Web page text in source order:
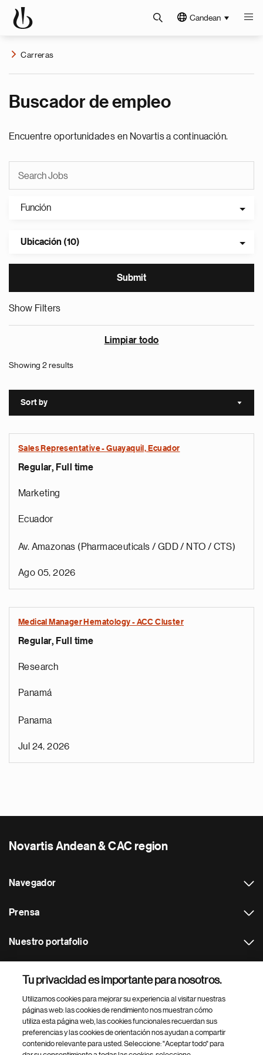
Candean
Carreras
Buscador de empleo
Encuentre oportunidades en Novartis a continuación.
Función
Ubicación (10)
Show Filters
Limpiar todo
Showing 2 results
Sort by Sort
Sales Representative - Guayaquil, Ecuador
Regular, Full time
Marketing
Ecuador
Av. Amazonas (Pharmaceuticals / GDD / NTO / CTS)
Ago 05, 2026
Medical Manager Hematology - ACC Cluster
Regular, Full time
Research
Panamá
Panama
Jul 24, 2026
Novartis Andean & CAC region
Navegador
Prensa
Nuestro portafolio
Footer Site Search
Tu privacidad es importante para nosotros.
Utilizamos cookies para mejorar su experiencia al visitar nuestras
páginas web: las cookies de rendimiento nos muestran cómo
utiliza esta página web, las cookies funcionales recuerdan sus
preferencias y las cookies de orientación nos ayudan a compartir
contenido relevante para usted. Seleccione: "Aceptar todo" para